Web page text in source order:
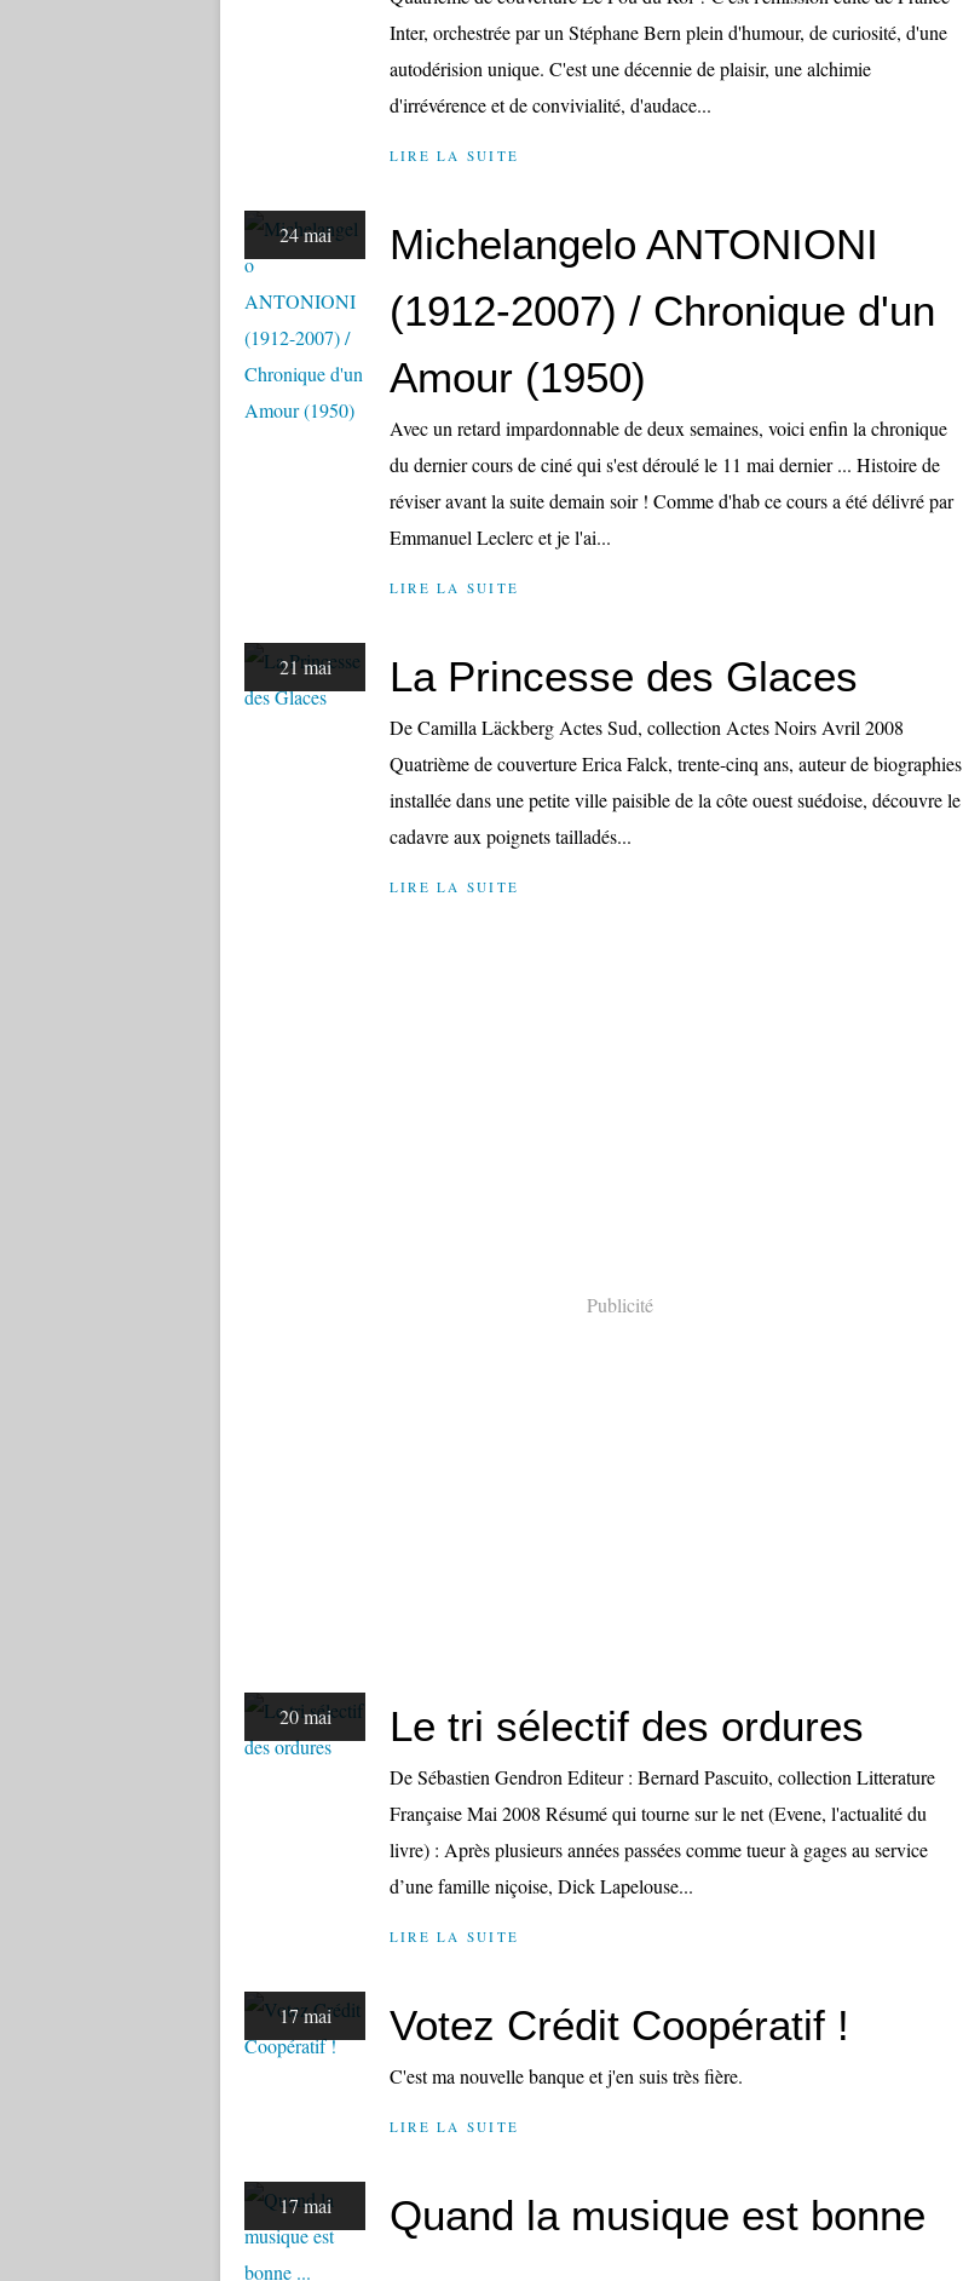
Inter, orchestrée par un Stéphane Bern plein d'humour, de curiosité, d'une
autodérision unique. C'est une décennie de plaisir, une alchimie
d'irrévérence et de convivialité, d'audace...
LIRE LA SUITE
24 mai
Michelangelo ANTONIONI
(1912-2007) / Chronique d'un
Amour (1950)
Avec un retard impardonnable de deux semaines, voici enfin la chronique
du dernier cours de ciné qui s'est déroulé le 11 mai dernier ... Histoire de
réviser avant la suite demain soir ! Comme d'hab ce cours a été délivré par
Emmanuel Leclerc et je l'ai...
LIRE LA SUITE
21 mai La Princesse des Glaces
De Camilla Läckberg Actes Sud, collection Actes Noirs Avril 2008
Quatrième de couverture Erica Falck, trente-cinq ans, auteur de biographies
installée dans une petite ville paisible de la côte ouest suédoise, découvre le
cadavre aux poignets tailladés...
LIRE LA SUITE
Publicité
20 mai Le tri sélectif des ordures
De Sébastien Gendron Editeur : Bernard Pascuito, collection Litterature
Française Mai 2008 Résumé qui tourne sur le net (Evene, l'actualité du
livre) : Après plusieurs années passées comme tueur à gages au service
d’une famille niçoise, Dick Lapelouse...
LIRE LA SUITE
17 mai Votez Crédit Coopératif !
C'est ma nouvelle banque et j'en suis très fière.
LIRE LA SUITE
17 mai
Quand la musique est bonne